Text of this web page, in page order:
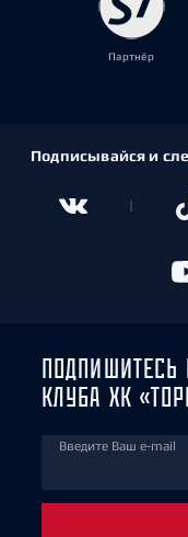
Партнёр
Подписывайся и
КЛУБА ХК
Введите Ваш e-mail